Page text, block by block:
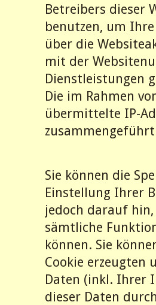
Betreibers dieser
benutzen, um
über die
mit der
Dienstleistungen
Die im Rahmen
übermittelte IP-
Sie können die
Einstellung Ihrer
jedoch darauf
sämtliche
können. Sie
Cookie erzeugten
Daten (inkl. Ihrer
dieser Daten